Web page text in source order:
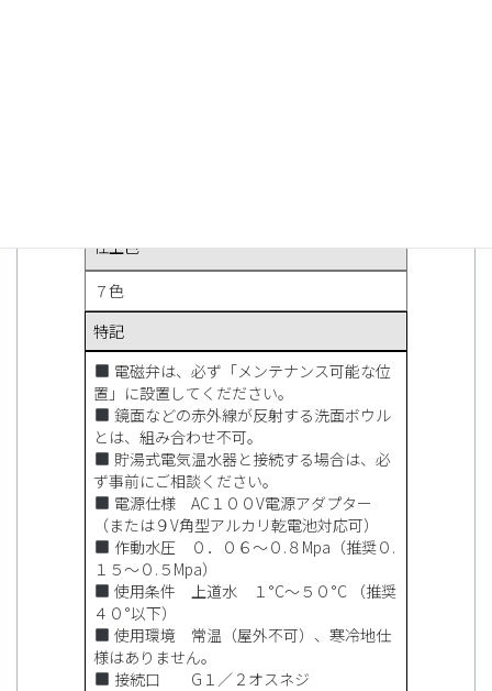
仕上色
７色
特記
電磁弁は、必ず「メンテナンス可能な位
置」に設置してくだださい。
鏡面などの赤外線が反射する洗面ボウル
とは、組み合わせ不可。
貯湯式電気温水器と接続する場合は、必
ず事前にご相談ください。
電源仕様 AC１００V電源アダプター
（または９V角型アルカリ乾電池対応可）
作動水圧 ０．０６〜０.８Mpa（推奨０.
１５〜０.５Mpa）
使用条件 上道水 １°C〜５０°C （推奨
４０°以下）
使用環境 常温（屋外不可）、寒冷地仕
様はありません。
接続口 G１／２オスネジ